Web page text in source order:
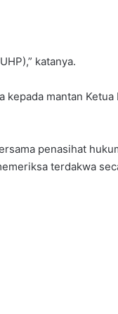
katanya.
mantan Ketua
penasihat
terdakwa